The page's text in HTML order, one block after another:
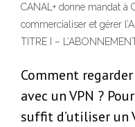
CANAL+ donne mandat à
commercialiser et gérer
TITRE I – L’ABONNEMENT
Comment
avec un VPN ?
suffit d’utiliser un